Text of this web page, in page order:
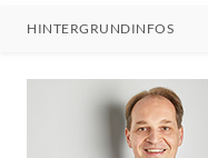
HINTERGRUNDINFOS